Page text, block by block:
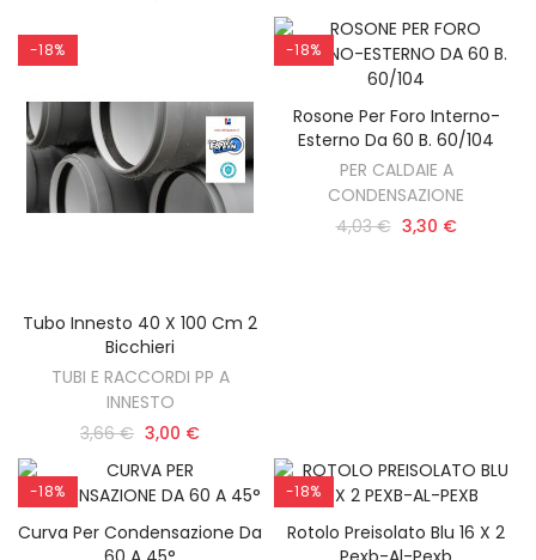
-18%
AGGIUNGI AL CARRELLO
Tubo Innesto 40 X 100 Cm 2
Bicchieri
TUBI E RACCORDI PP A
INNESTO
3,66 € 3,00 €
-18%
AGGIUNGI AL CARRELLO
Rosone Per Foro Interno-
Esterno Da 60 B. 60/104
PER CALDAIE A
CONDENSAZIONE
4,03 € 3,30 €
-18%
AGGIUNGI AL CARRELLO
Curva Per Condensazione Da
-18%
AGGIUNGI AL CARRELLO
Rotolo Preisolato Blu 16 X 2